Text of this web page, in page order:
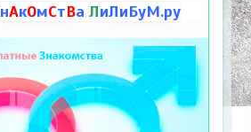
нАкОмСтВа ЛиЛиБуМ.ру